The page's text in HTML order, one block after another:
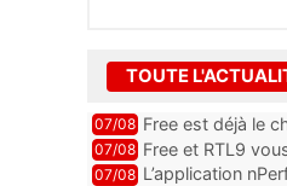
TOUTE
07/08 Free est déjà le
encore au moin...
07/08 Free et RTL9
l’obtenir
07/08 L’application